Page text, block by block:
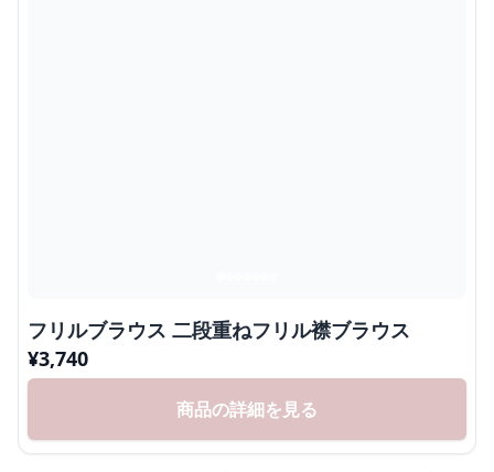
フリルブラウス 二段重ねフリル襟ブラウス
¥3,740
商品の詳細を見る